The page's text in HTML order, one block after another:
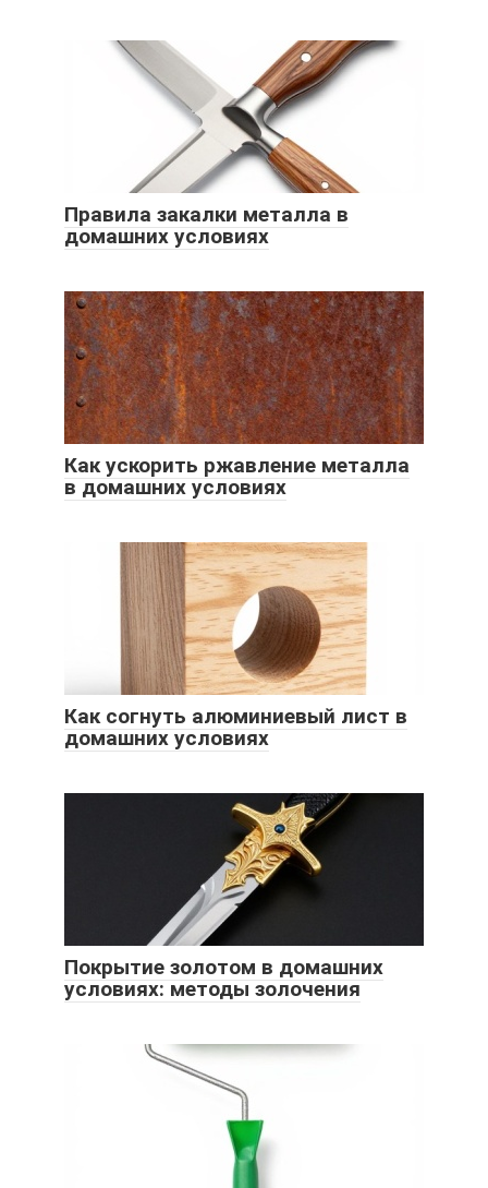
Правила закалки металла в
домашних условиях
Как ускорить ржавление металла
в домашних условиях
Как согнуть алюминиевый лист в
домашних условиях
Покрытие золотом в домашних
условиях: методы золочения